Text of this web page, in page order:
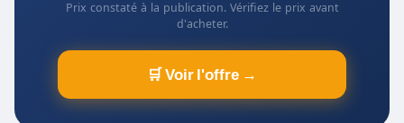
Prix constaté à la publication. Vérifiez le prix avant
d'acheter.
🛒 Voir l'offre →